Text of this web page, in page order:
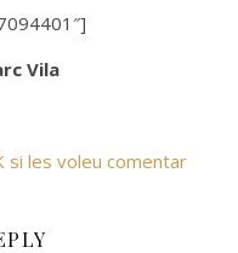
Vila
si les voleu comentar